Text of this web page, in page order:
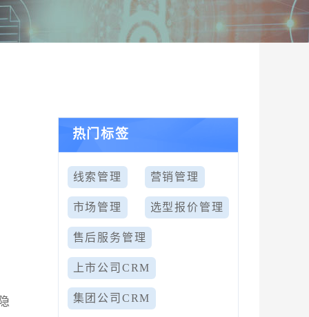
热门标签
线索管理 营销管理
市场管理 选型报价管理
售后服务管理
上市公司CRM
集团公司CRM